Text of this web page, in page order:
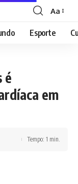
Font
Resizer
Aa
Esporte
é
em
Tempo: 1 min.